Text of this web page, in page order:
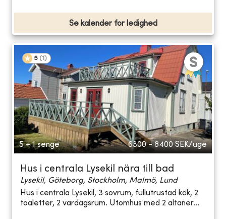
Se kalender for ledighed
5 (1 )
5 + 1 senge 6300 - 8400 SEK/uge
Hus i centrala Lysekil nära till bad
Lysekil, Göteborg, Stockholm, Malmö, Lund
Hus i centrala Lysekil, 3 sovrum, fullutrustad kök, 2
toaletter, 2 vardagsrum. Utomhus med 2 altaner...